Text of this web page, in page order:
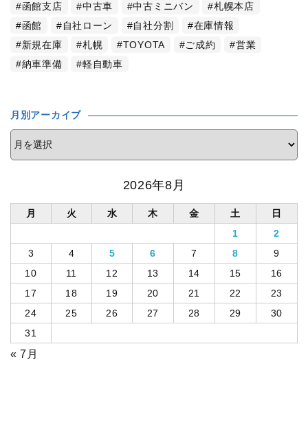
函館支店
中古車 中古ミニバン
札幌本店
函館
自社ローン 自社分割
在庫情報
新規在庫
札幌 TOYOTA ご成約
営業
納車準備
軽自動車
月別アーカイブ
2026年8月
月 火 水 木 金 土
日
1
2
3
4 5 6 7 8
9
10
11 12 13 14 15
16
17
18 19 20 21 22
23
24
25 26 27 28 29
30
31
« 7月